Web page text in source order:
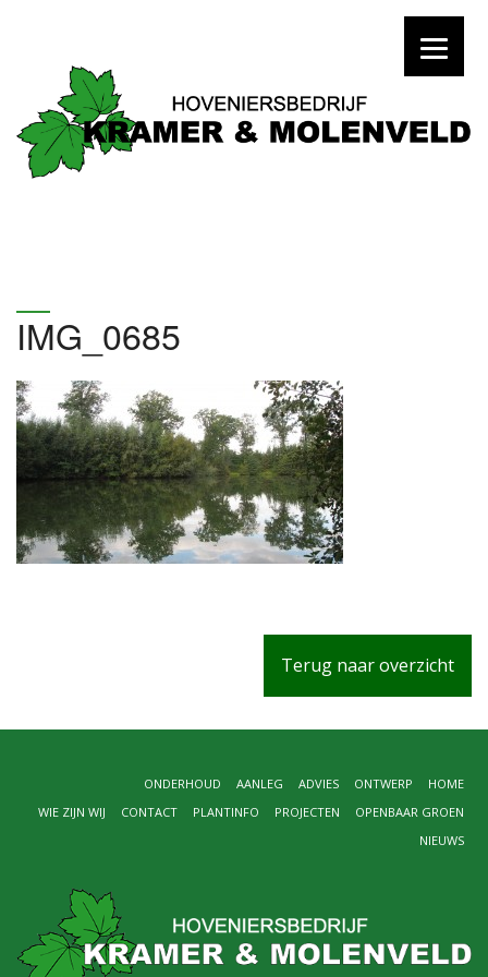
IMG_0685
Terug naar overzicht
HOME
ONTWERP
ADVIES
AANLEG
ONDERHOUD
OPENBAAR GROEN
PROJECTEN
PLANTINFO
CONTACT
WIE ZIJN WIJ
NIEUWS